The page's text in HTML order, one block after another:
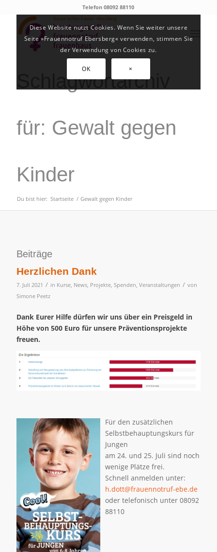
Telefon 08092 88110
Schlagwortarchiv
für: Gewalt gegen
Kinder
Du bist hier: Startseite / Gewalt gegen Kinder
Beiträge
Herzlichen Dank
7. Juli 2021 / in Kurse, News, Projekte, Spenden, Veranstaltungen / von
Simone Peetz
Dank Eurer Hilfe dürfen wir uns über ein Preisgeld in
Höhe von 500 Euro für unsere Präventionsprojekte
freuen.
Für den zusätzlichen
Selbstbehauptungskurs für
Jungen
am 24. und 25. Juli sind noch
wenige Plätze frei.
Schnell anmelden unter:
h.dott@frauennotruf-ebe.de
oder telefonisch unter 08092
88110
Diese Website nutzt Cookies. Wenn Sie weiter unsere
Seite »Frauennotruf Ebersberg« verwenden, stimmen Sie
der Verwendung von Cookies zu.
OK ×